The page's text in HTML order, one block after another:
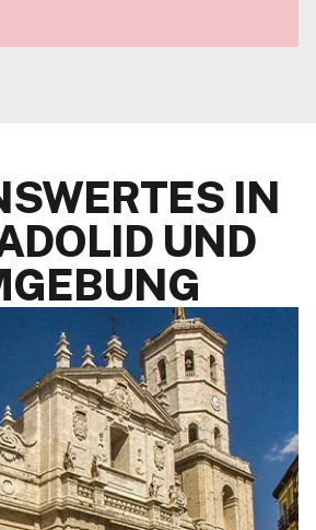
Herzen von
IN
UND